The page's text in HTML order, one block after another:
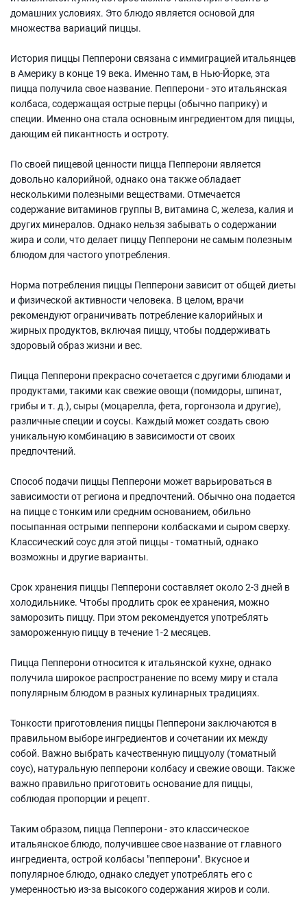
домашних условиях. Это блюдо является основой для
множества вариаций пиццы.
История пиццы Пепперони связана с иммиграцией итальянцев
в Америку в конце 19 века. Именно там, в Нью-Йорке, эта
пицца получила свое название. Пепперони - это итальянская
колбаса, содержащая острые перцы (обычно паприку) и
специи. Именно она стала основным ингредиентом для пиццы,
дающим ей пикантность и остроту.
По своей пищевой ценности пицца Пепперони является
довольно калорийной, однако она также обладает
несколькими полезными веществами. Отмечается
содержание витаминов группы В, витамина С, железа, калия и
других минералов. Однако нельзя забывать о содержании
жира и соли, что делает пиццу Пепперони не самым полезным
блюдом для частого употребления.
Норма потребления пиццы Пепперони зависит от общей диеты
и физической активности человека. В целом, врачи
рекомендуют ограничивать потребление калорийных и
жирных продуктов, включая пиццу, чтобы поддерживать
здоровый образ жизни и вес.
Пицца Пепперони прекрасно сочетается с другими блюдами и
продуктами, такими как свежие овощи (помидоры, шпинат,
грибы и т. д.), сыры (моцарелла, фета, горгонзола и другие),
различные специи и соусы. Каждый может создать свою
уникальную комбинацию в зависимости от своих
предпочтений.
Способ подачи пиццы Пепперони может варьироваться в
зависимости от региона и предпочтений. Обычно она подается
на пицце с тонким или средним основанием, обильно
посыпанная острыми пепперони колбасками и сыром сверху.
Классический соус для этой пиццы - томатный, однако
возможны и другие варианты.
Срок хранения пиццы Пепперони составляет около 2-3 дней в
холодильнике. Чтобы продлить срок ее хранения, можно
заморозить пиццу. При этом рекомендуется употреблять
замороженную пиццу в течение 1-2 месяцев.
Пицца Пепперони относится к итальянской кухне, однако
получила широкое распространение по всему миру и стала
популярным блюдом в разных кулинарных традициях.
Тонкости приготовления пиццы Пепперони заключаются в
правильном выборе ингредиентов и сочетании их между
собой. Важно выбрать качественную пиццуолу (томатный
соус), натуральную пепперони колбасу и свежие овощи. Также
важно правильно приготовить основание для пиццы,
соблюдая пропорции и рецепт.
Таким образом, пицца Пепперони - это классическое
итальянское блюдо, получившее свое название от главного
ингредиента, острой колбасы "пепперони". Вкусное и
популярное блюдо, однако следует употреблять его с
умеренностью из-за высокого содержания жиров и соли.